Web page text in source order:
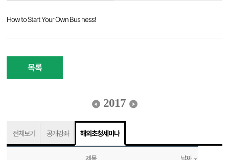
How to Start Your Own Business!
목록
2017
전체보기 공개강좌 해외초청세미나